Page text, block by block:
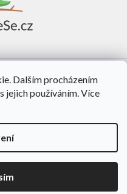
Dalším procházením
jejich používáním. Více
Shoptet